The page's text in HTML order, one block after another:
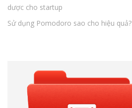
dược cho startup
Sử dụng Pomodoro sao cho hiệu quả?